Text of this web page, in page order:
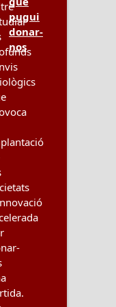
pugui
donar-
nos